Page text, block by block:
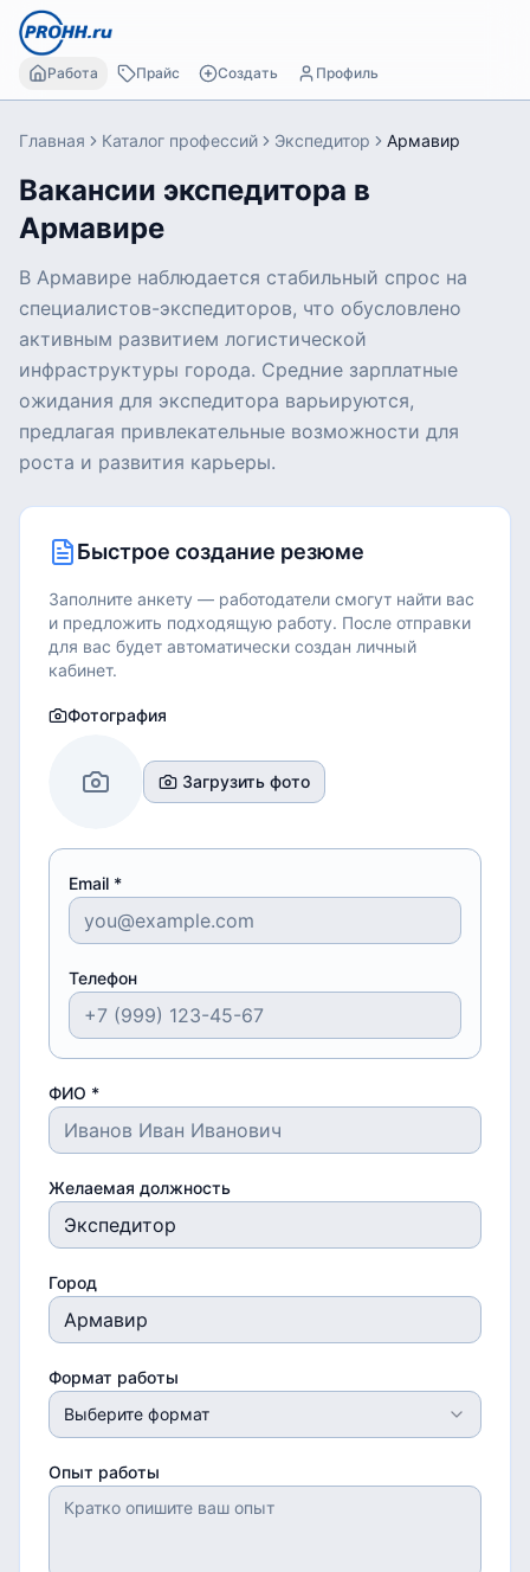
Работа Прайс Создать Профиль
Главная Каталог профессий Экспедитор Армавир
Вакансии экспедитора в
Армавире
В Армавире наблюдается стабильный спрос на
специалистов-экспедиторов, что обусловлено
активным развитием логистической
инфраструктуры города. Средние зарплатные
ожидания для экспедитора варьируются,
предлагая привлекательные возможности для
роста и развития карьеры.
Быстрое создание резюме
Заполните анкету — работодатели смогут найти вас
и предложить подходящую работу. После отправки
для вас будет автоматически создан личный
кабинет.
Фотография
Загрузить фото
Email *
Телефон
ФИО *
Желаемая должность
Город
Формат работы
Выберите формат
Опыт работы